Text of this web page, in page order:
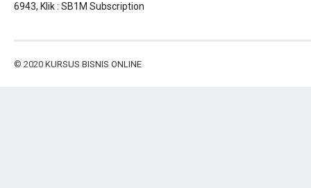
6943, Klik : SB1M Subscription
© 2020 KURSUS BISNIS ONLINE